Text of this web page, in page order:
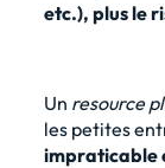
etc.), plus le
Un resource
les petites
impraticable